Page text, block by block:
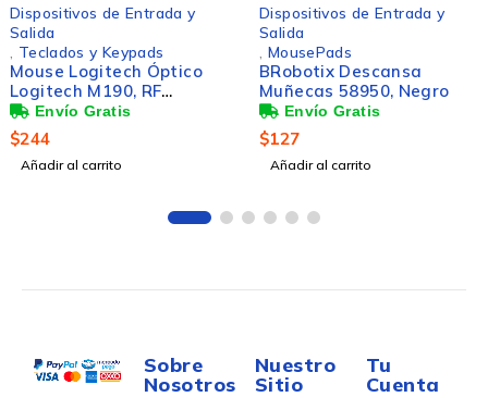
Dispositivos de Entrada y
Salida
,MousePads
BRobotix Descansa
Muñecas 58950, Negro
$127
Añadir al carrito
Dispositivos de Entrada y
Salida
,Mouse
Mouse Logitech Óptico
M185, Inalámbrico,
1000DPI, Rojo/Negro
$268
Añadir al carrito
Sobre
Nosotros
Nuestro
Sitio
Tu
Cuenta